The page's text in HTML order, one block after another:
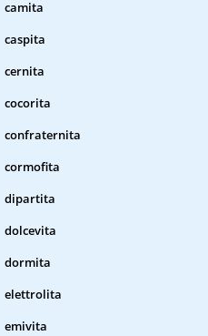
camita
caspita
cernita
cocorita
confraternita
cormofita
dipartita
dolcevita
dormita
elettrolita
emivita